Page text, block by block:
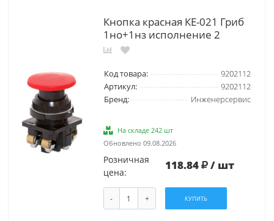
Кнопка красная КЕ-021 Гриб
1но+1нз исполнение 2
Код товара:
9202112
Артикул:
9202112
Бренд:
Инженерсервис
На складе 242 шт
Обновлено 09.08.2026
Розничная
цена:
118.84 / шт
- + КУПИТЬ